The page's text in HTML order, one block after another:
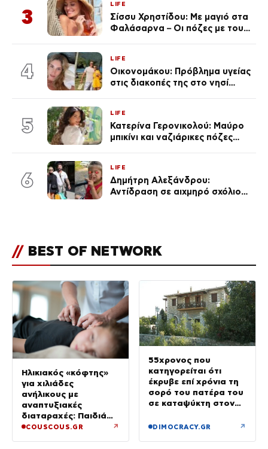
3
LIFE
Σίσσυ Χρηστίδου: Με μαγιό στα
Φαλάσαρνα – Οι πόζες με τους
4
LIFE
Οικονομάκου: Πρόβλημα υγείας
στις διακοπές της στο νησί
5
LIFE
Κατερίνα Γερονικολού: Μαύρο
μπικίνι και ναζιάρικες πόζες
6
LIFE
Δημήτρη Αλεξάνδρου:
Αντίδραση σε αιχμηρό σχόλιο
// BEST OF NETWORK
Ηλικιακός «κόφτης»
για χιλιάδες
ανήλικους με
αναπτυξιακές
διαταραχές: Παιδιά
ενός κατώτερου θεού
COUSCOUS.GR ↗
55χρονος που
κατηγορείται ότι
έκρυβε επί χρόνια τη
σορό του πατέρα του
σε καταψύκτη στον
του λόγια στους
DIMOCRACY.GR ↗